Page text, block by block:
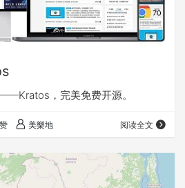
，完美免费开源。
美樂地 阅读全文